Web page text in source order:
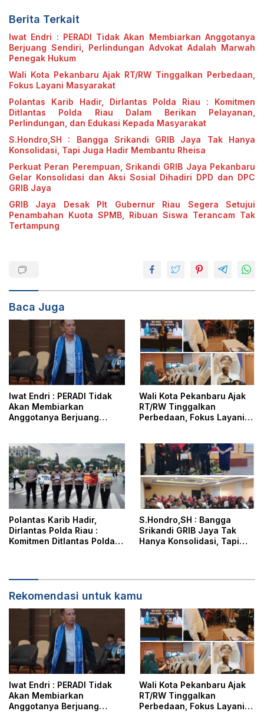
Berita Terkait
Iwat Endri : PERADI Tidak Akan Membiarkan Anggotanya
Berjuang Sendiri, Perlindungan Advokat Adalah Marwah
Penegak Hukum
Wali Kota Pekanbaru Ajak RT/RW Tinggalkan Perbedaan,
Fokus Layani Masyarakat
Polantas Karib Hadir, Dirlantas Polda Riau : Komitmen
Ditlantas Polda Riau Dalam Berikan Pelayanan,
Perlindungan, dan Edukasi Kepada Masyarakat
S.Hondro,SH : Bangga Srikandi GRIB Jaya Tak Hanya
Konsolidasi, Tapi Juga Hadir Membantu Rheisa
Perkuat Peran Perempuan, Srikandi GRIB Jaya Pekanbaru
Gelar Konsolidasi dan Aksi Sosial Dihadiri DPD dan DPC
GRIB Jaya
GRIB Jaya Desak Plt Gubernur Riau Segera Setujui
Penambahan Kuota SPMB, Ribuan Siswa Terancam Tak
Tertampung
Baca Juga
Iwat Endri : PERADI Tidak
Akan Membiarkan
Anggotanya Berjuang
Penegak Hukum
Wali Kota Pekanbaru Ajak
RT/RW Tinggalkan
Perbedaan, Fokus Layani
Polantas Karib Hadir,
Dirlantas Polda Riau :
Komitmen Ditlantas Polda
Masyarakat
S.Hondro,SH : Bangga
Srikandi GRIB Jaya Tak
Hanya Konsolidasi, Tapi
Rekomendasi untuk kamu
Iwat Endri : PERADI Tidak
Akan Membiarkan
Anggotanya Berjuang
Wali Kota Pekanbaru Ajak
RT/RW Tinggalkan
Perbedaan, Fokus Layani